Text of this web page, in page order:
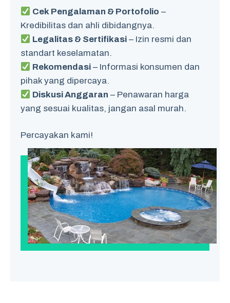
Cek Pengalaman & Portofolio –
Kredibilitas dan ahli dibidangnya.
Legalitas & Sertifikasi – Izin resmi dan
standart keselamatan.
Rekomendasi – Informasi konsumen dan
pihak yang dipercaya.
Diskusi Anggaran – Penawaran harga
yang sesuai kualitas, jangan asal murah.
Percayakan kami!